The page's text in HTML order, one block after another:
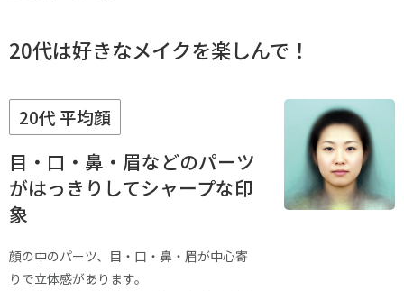
20代は好きなメイクを楽しんで！
20代 平均顔
目・口・鼻・眉などのパーツ
がはっきりしてシャープな印
象
顔の中のパーツ、目・口・鼻・眉が中心寄
りで立体感があります。